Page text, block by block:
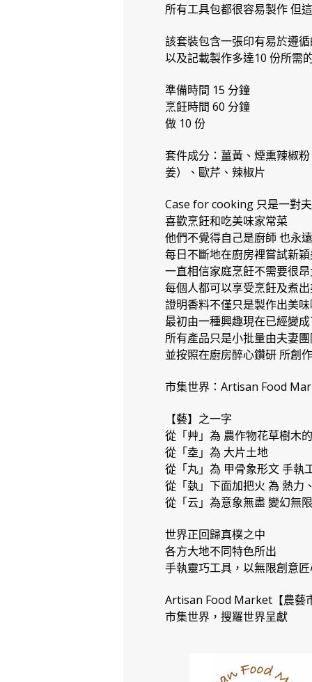
所有工具包都很容易製作 但
該套裝包含一張印有易於遵
以及記載製作多達10 份所需
準備時間 15 分鐘
烹飪時間 60 分鐘
做 10 份
套件成分：薑黃、煙熏辣椒
姜）、歐芹、辣椒片
Case for cooking 只是一對
喜歡烹飪和吃美味家常菜
他們不覺得自己是廚師 也永
每日不斷地在廚房裡嘗試新
一直相信家庭烹飪不需要很
每個人都可以享受烹飪及煮
證明香料不僅只是製作出美
最初由一種興趣現在已經變
所有產品只是小批量由夫妻
並按照在廚房醉心鑽研 所創
市集世界：Artisan Food
【藝】之一字
從「艸」為 農作物花草樹木
從「坴」為 大片土地
從「丸」為 甲骨象形文 手執
從「埶」下面加把火 為 熱力
從「云」為意象無盡 變幻無限
世界正回歸真樸之中
各方大地不同特色所出
手執靈巧工具，以無限創意
Artisan Food Market【農藝
市集世界，搜羅世界呈獻